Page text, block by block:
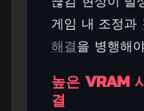
게임 내 조정과
해결을 병행해
높은 VRAM
결